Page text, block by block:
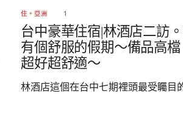
住。亞洲 1
台中豪華住宿|林酒店二訪
有個舒服的假期～備品高
超好超舒適～
林酒店這個在台中七期裡頭最受矚目